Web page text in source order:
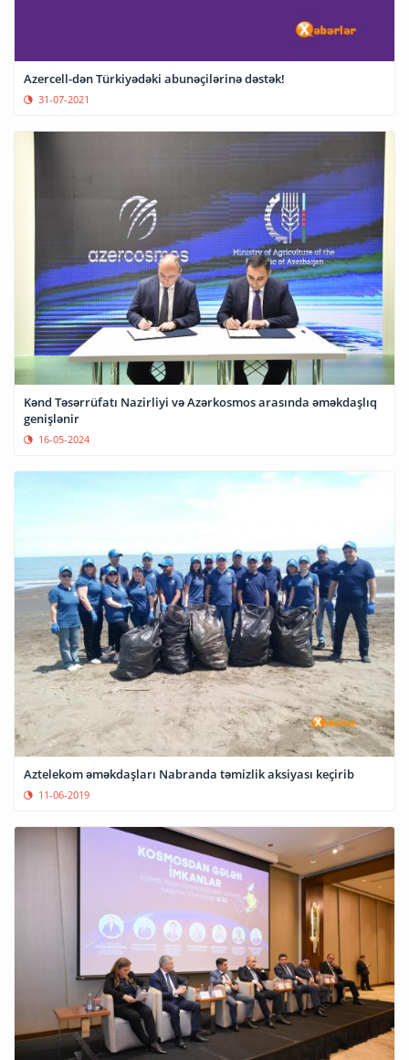
Azercell-dən Türkiyədəki abunəçilərinə dəstək!
31-07-2021
Kənd Təsərrüfatı Nazirliyi və Azərkosmos arasında əməkdaşlıq
genişlənir
16-05-2024
Aztelekom əməkdaşları Nabranda təmizlik aksiyası keçirib
11-06-2019